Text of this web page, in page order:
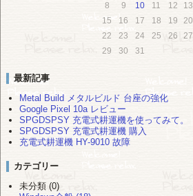
8
9 10 11 12 13
15
16 17 18 19 20
22
23 24 25 26 27
29
30 31
最新記事
Metal Build メタルビルド 台座の強化
Google Pixel 10a レビュー
SPGDSPSY 充電式耕運機を使ってみて。
SPGDSPSY 充電式耕運機 購入
充電式耕運機 HY-9010 故障
カテゴリー
未分類 (0)